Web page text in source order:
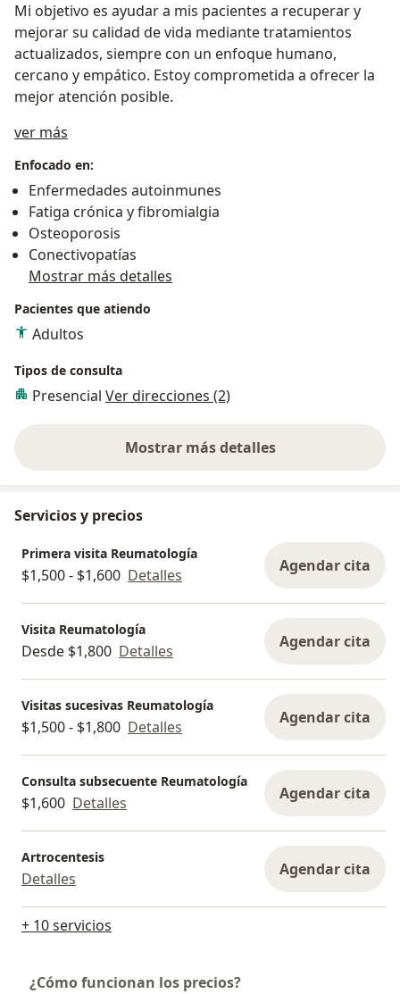
Mi objetivo es ayudar a mis pacientes a recuperar y
mejorar su calidad de vida mediante tratamientos
actualizados, siempre con un enfoque humano,
cercano y empático. Estoy comprometida a ofrecer la
mejor atención posible.
ver más
Enfocado en:
Enfermedades autoinmunes
Fatiga crónica y fibromialgia
Osteoporosis
Conectivopatías
Mostrar más detalles
Pacientes que atiendo
Adultos
Tipos de consulta
Presencial Ver direcciones (2)
Mostrar más detalles
sobre la experiencia
Servicios y precios
Primera visita Reumatología
$1,500 - $1,600 Detalles Agendar cita
Visita Reumatología
Desde $1,800 Detalles Agendar cita
Visitas sucesivas Reumatología
$1,500 - $1,800 Detalles Agendar cita
Consulta subsecuente Reumatología
$1,600 Detalles Agendar cita
Artrocentesis
Detalles Agendar cita
+ 10 servicios
¿Cómo funcionan los precios?